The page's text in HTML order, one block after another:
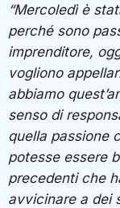
“Mercoledì è
perché sono
imprenditore,
vogliono
abbiamo
senso di
quella passione
potesse essere
precedenti che
avvicinare a dei